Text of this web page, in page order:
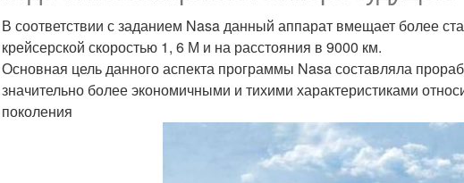
В соответствии с заданием Nasa данный аппарат вмещает более
крейсерской скоростью 1, 6 М и на расстояния в 9000 км.
Основная цель данного аспекта программы Nasa составляла
значительно более экономичными и тихими характеристиками
поколения